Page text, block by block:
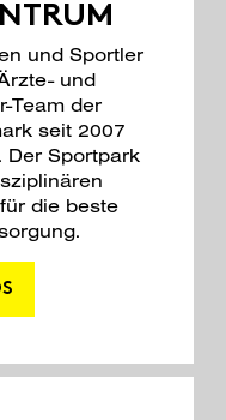
und Sportler
und
Team der
seit 2007
Der Sportpark
die beste